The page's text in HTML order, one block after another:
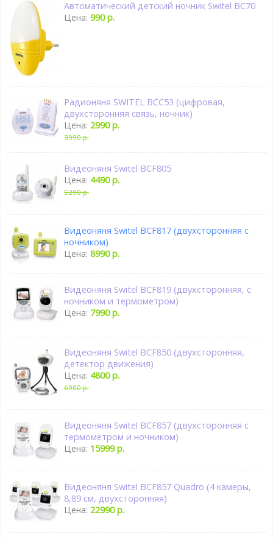
Автоматический детский ночник Switel BC70
Цена:990 р.
Радионяня SWITEL BCC53 (цифровая,
двухсторонняя связь, ночник)
Цена: 2990 р.
3990 р.
Видеоняня Switel BCF805
Цена: 4490 р.
5290 р.
Видеоняня Switel BCF817 (двухсторонняя с
ночником)
Цена:8990 р.
Видеоняня Switel BCF819 (двухсторонняя, с
ночником и термометром)
Цена: 7990 р.
Видеоняня Switel BCF850 (двухсторонняя,
детектор движения)
Цена: 4800 р.
6900 р.
Видеоняня Switel BCF857 (двухсторонняя с
термометром и ночником)
Цена: 15999 р.
Видеоняня Switel BCF857 Quadro (4 камеры,
8,89 см, двухсторонняя)
Цена: 22990 р.